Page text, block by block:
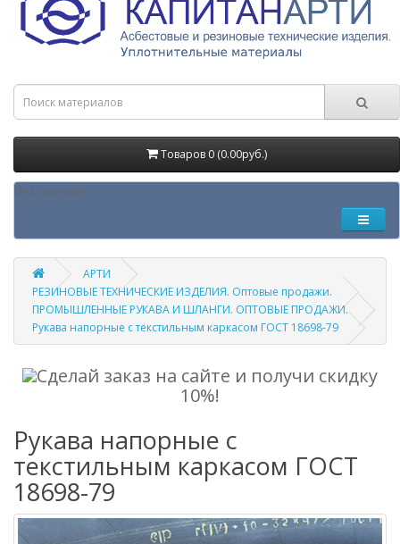
Товаров 0 (0.00руб.)
Информация
АРТИ
РЕЗИНОВЫЕ ТЕХНИЧЕСКИЕ ИЗДЕЛИЯ. Оптовые продажи.
ПРОМЫШЛЕННЫЕ РУКАВА И ШЛАНГИ. ОПТОВЫЕ ПРОДАЖИ.
Рукава напорные с текстильным каркасом ГОСТ 18698-79
Сделай заказ на сайте и получи скидку
10%!
Рукава напорные с
текстильным каркасом ГОСТ
18698-79